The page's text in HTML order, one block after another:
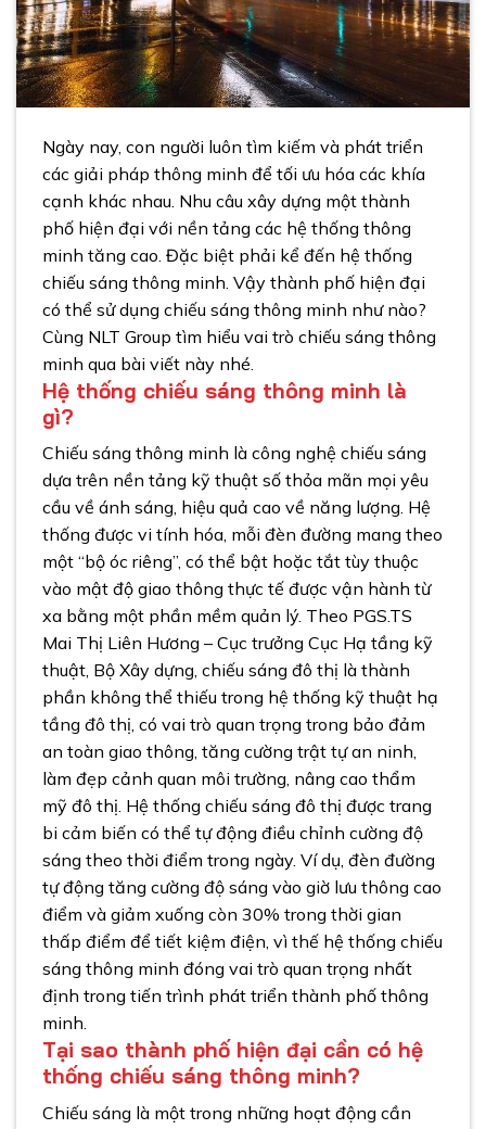
Ngày nay, con người luôn tìm kiếm và phát triển
các giải pháp thông minh để tối ưu hóa các khía
cạnh khác nhau. Nhu câu xây dựng một thành
phố hiện đại với nền tảng các hệ thống thông
minh tăng cao. Đặc biệt phải kể đến hệ thống
chiếu sáng thông minh. Vậy thành phố hiện đại
có thể sử dụng chiếu sáng thông minh như nào?
Cùng NLT Group tìm hiểu vai trò chiếu sáng thông
minh qua bài viết này nhé.
Hệ thống chiếu sáng thông minh là
gì?
Chiếu sáng thông minh là công nghệ chiếu sáng
dựa trên nền tảng kỹ thuật số thỏa mãn mọi yêu
cầu về ánh sáng, hiệu quả cao về năng lượng. Hệ
thống được vi tính hóa, mỗi đèn đường mang theo
một “bộ óc riêng”, có thể bật hoặc tắt tùy thuộc
vào mật độ giao thông thực tế được vận hành từ
xa bằng một phần mềm quản lý. Theo PGS.TS
Mai Thị Liên Hương – Cục trưởng Cục Hạ tầng kỹ
thuật, Bộ Xây dựng, chiếu sáng đô thị là thành
phần không thể thiếu trong hệ thống kỹ thuật hạ
tầng đô thị, có vai trò quan trọng trong bảo đảm
an toàn giao thông, tăng cường trật tự an ninh,
làm đẹp cảnh quan môi trường, nâng cao thẩm
mỹ đô thị. Hệ thống chiếu sáng đô thị được trang
bi cảm biến có thể tự động điều chỉnh cường độ
sáng theo thời điểm trong ngày. Ví dụ, đèn đường
tự động tăng cường độ sáng vào giờ lưu thông cao
điểm và giảm xuống còn 30% trong thời gian
thấp điểm để tiết kiệm điện, vì thế hệ thống chiếu
sáng thông minh đóng vai trò quan trọng nhất
định trong tiến trình phát triển thành phố thông
minh.
Tại sao thành phố hiện đại cần có hệ
thống chiếu sáng thông minh?
Chiếu sáng là một trong những hoạt động cần